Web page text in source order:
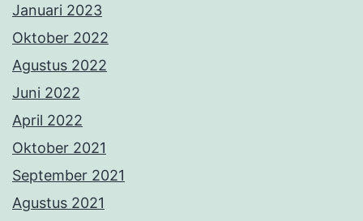
Januari 2023
Oktober 2022
Agustus 2022
Juni 2022
April 2022
Oktober 2021
September 2021
Agustus 2021